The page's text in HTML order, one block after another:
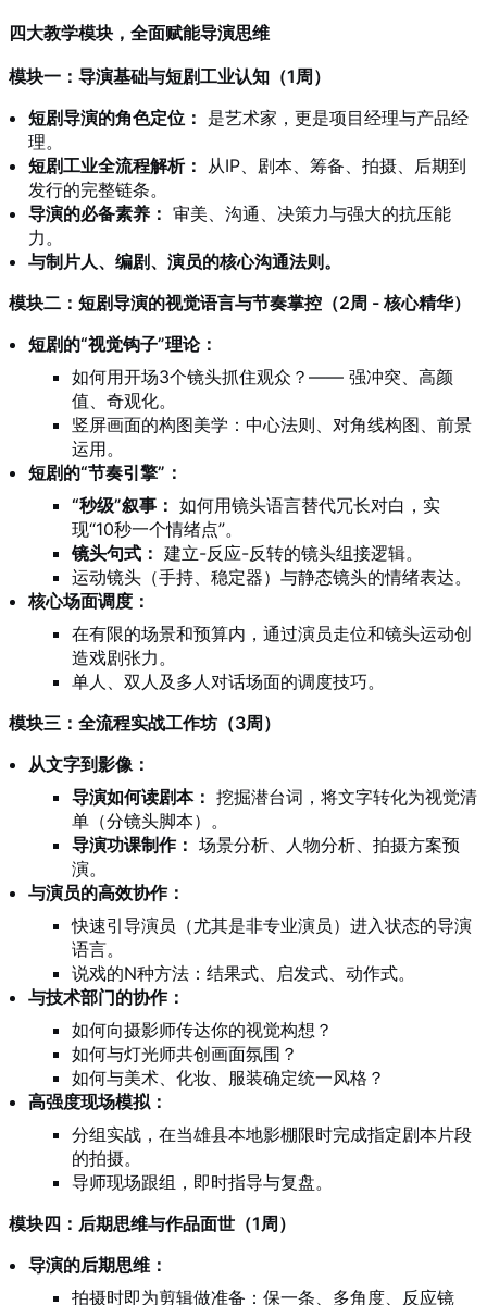
四大教学模块，全面赋能导演思维
模块一：导演基础与短剧工业认知（1周）
短剧导演的角色定位： 是艺术家，更是项目经理与产品经
理。
短剧工业全流程解析： 从IP、剧本、筹备、拍摄、后期到
发行的完整链条。
导演的必备素养： 审美、沟通、决策力与强大的抗压能
力。
与制片人、编剧、演员的核心沟通法则。
模块二：短剧导演的视觉语言与节奏掌控（2周 - 核心精华）
短剧的“视觉钩子”理论：
如何用开场3个镜头抓住观众？—— 强冲突、高颜
值、奇观化。
竖屏画面的构图美学：中心法则、对角线构图、前景
运用。
短剧的“节奏引擎”：
“秒级”叙事： 如何用镜头语言替代冗长对白，实
现“10秒一个情绪点”。
镜头句式： 建立-反应-反转的镜头组接逻辑。
运动镜头（手持、稳定器）与静态镜头的情绪表达。
核心场面调度：
在有限的场景和预算内，通过演员走位和镜头运动创
造戏剧张力。
单人、双人及多人对话场面的调度技巧。
模块三：全流程实战工作坊（3周）
从文字到影像：
导演如何读剧本： 挖掘潜台词，将文字转化为视觉清
单（分镜头脚本）。
导演功课制作： 场景分析、人物分析、拍摄方案预
演。
与演员的高效协作：
快速引导演员（尤其是非专业演员）进入状态的导演
语言。
说戏的N种方法：结果式、启发式、动作式。
与技术部门的协作：
如何向摄影师传达你的视觉构想？
如何与灯光师共创画面氛围？
如何与美术、化妆、服装确定统一风格？
高强度现场模拟：
分组实战，在当雄县本地影棚限时完成指定剧本片段
的拍摄。
导师现场跟组，即时指导与复盘。
模块四：后期思维与作品面世（1周）
导演的后期思维：
拍摄时即为剪辑做准备：保一条、多角度、反应镜